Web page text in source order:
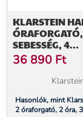
KLARSTEIN
SEBESSÉG, 4
ÜZEMMÓD,
36 890 Ft
Hasonlók, mint
2 óraforgató, 2 óra,